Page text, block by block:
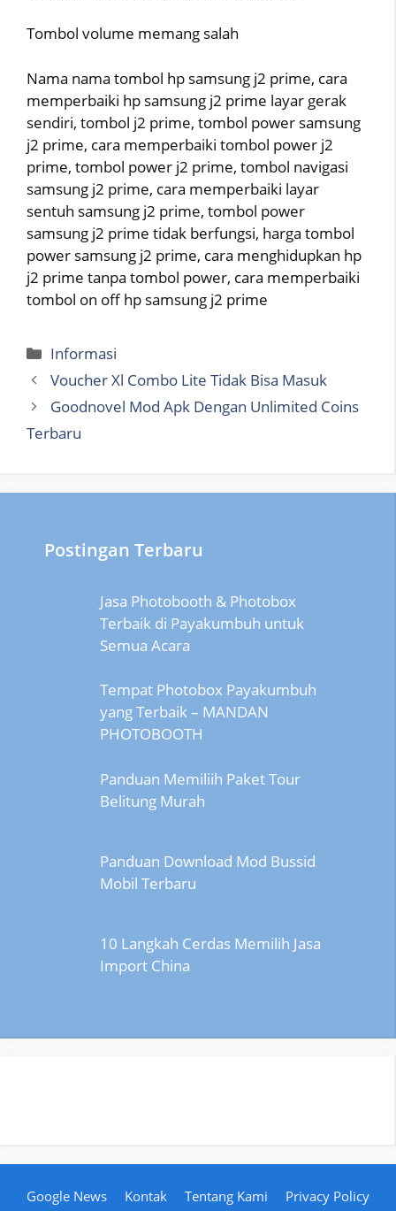
Tombol volume memang salah
Nama nama tombol hp samsung j2 prime, cara
memperbaiki hp samsung j2 prime layar gerak
sendiri, tombol j2 prime, tombol power samsung
j2 prime, cara memperbaiki tombol power j2
prime, tombol power j2 prime, tombol navigasi
samsung j2 prime, cara memperbaiki layar
sentuh samsung j2 prime, tombol power
samsung j2 prime tidak berfungsi, harga tombol
power samsung j2 prime, cara menghidupkan hp
j2 prime tanpa tombol power, cara memperbaiki
tombol on off hp samsung j2 prime
Categories
Informasi
Voucher Xl Combo Lite Tidak Bisa Masuk
Goodnovel Mod Apk Dengan Unlimited Coins
Terbaru
Postingan Terbaru
Jasa Photobooth & Photobox
Terbaik di Payakumbuh untuk
Semua Acara
Tempat Photobox Payakumbuh
yang Terbaik – MANDAN
PHOTOBOOTH
Panduan Memiliih Paket Tour
Belitung Murah
Panduan Download Mod Bussid
Mobil Terbaru
10 Langkah Cerdas Memilih Jasa
Import China
Google News Kontak Tentang Kami Privacy Policy